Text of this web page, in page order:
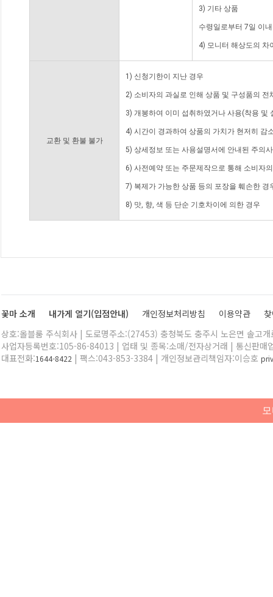
3) 기타 상품
수령일로부터 7일 이
4) 모니터 해상도의 차
교환 및 환불 불가
1) 신청기한이 지난 경우
2) 소비자의 과실로 인해 상품 및 구성품의
3) 개봉하여 이미 섭취하였거나 사용(착용 및
4) 시간이 경과하여 상품의 가치가 현저히 감
5) 상세정보 또는 사용설명서에 안내된 주의
6) 사전예약 또는 주문제작으로 통해 소비자
7) 복제가 가능한 상품 등의 포장을 훼손한 경
8) 맛, 향, 색 등 단순 기호차이에 의한 경우
꽃마 소개 내가게 열기(입점안내) 개인정보처리방침 이용약관
상호:올블룸 주식회사 | 도로명주소:(27453) 충청북도 충주시 노은면 솔고
사업자등록번호:105-86-84013 | 업태 및 종목:소매/전자상거래 | 통신판매
대표전화:1644-8422 | 팩스:043-853-3384 | 개인정보관리책임자:이승호